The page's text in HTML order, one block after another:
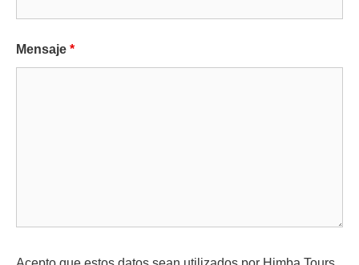
Mensaje *